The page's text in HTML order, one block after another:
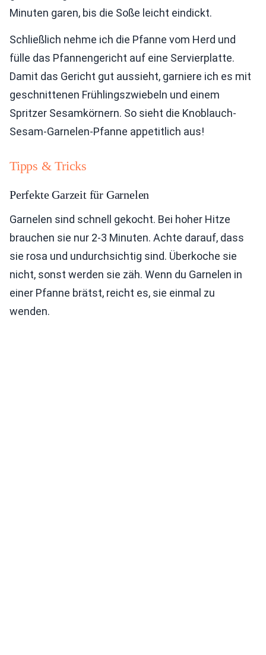
Minuten garen, bis die Soße leicht eindickt.
Schließlich nehme ich die Pfanne vom Herd und
fülle das Pfannengericht auf eine Servierplatte.
Damit das Gericht gut aussieht, garniere ich es mit
geschnittenen Frühlingszwiebeln und einem
Spritzer Sesamkörnern. So sieht die Knoblauch-
Sesam-Garnelen-Pfanne appetitlich aus!
Tipps & Tricks
Perfekte Garzeit für Garnelen
Garnelen sind schnell gekocht. Bei hoher Hitze
brauchen sie nur 2-3 Minuten. Achte darauf, dass
sie rosa und undurchsichtig sind. Überkoche sie
nicht, sonst werden sie zäh. Wenn du Garnelen in
einer Pfanne brätst, reicht es, sie einmal zu
wenden.